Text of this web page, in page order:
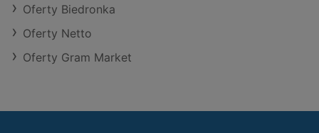
Oferty Biedronka
Oferty Netto
Oferty Gram Market